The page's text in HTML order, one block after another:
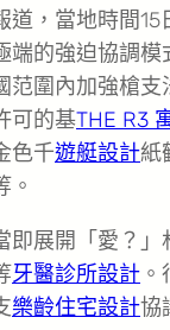
道，當地時間
端的強迫協調
范圍內加強槍
可的基THE R3
色千遊艇設計紙
。
即展開「愛？」
牙醫診所設計
樂齡住宅設計協